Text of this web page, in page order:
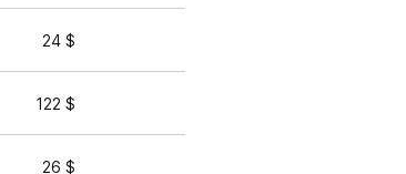
24 $
122 $
26 $